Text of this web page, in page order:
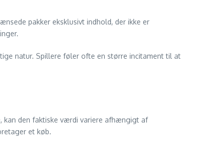
pakker eksklusivt indhold, der ikke er
natur. Spillere føler ofte en større incitament til at
kan den faktiske værdi variere afhængigt af
et køb.